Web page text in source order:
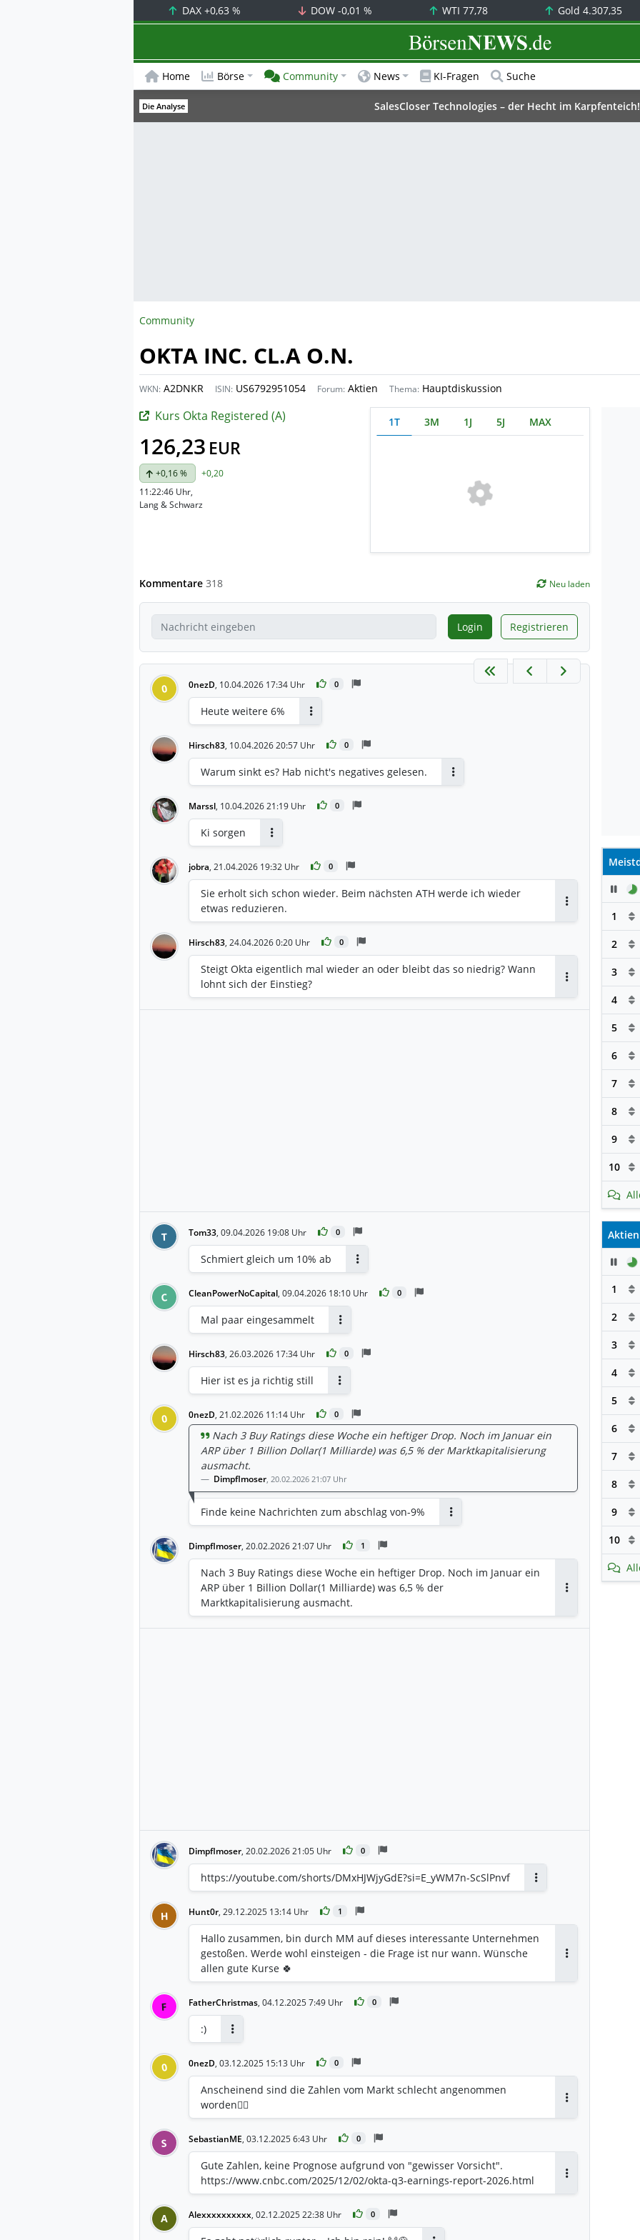
DAX +0,63 % DOW-0,01 % WTI77,78 Gold4.307,35
BörsenNEWS.de
Home Börse Community News KI-Fragen Suche
Die Analyse SalesCloser Technologies – der Hecht im Karpfenteich!
Community
OKTA INC. CL.A O.N.
WKN: A2DNKR ISIN: US6792951054 Forum: Aktien Thema: Hauptdiskussion
Kurs Okta Registered (A)
126,23 EUR
+0,16 %
+0,20
11:22:46 Uhr,
Lang & Schwarz
1T 3M 1J 5J MAX
Kommentare 318 Neu laden
Login Registrieren
0 0nezD, 10.04.2026 17:34 Uhr 0
Heute weitere 6%
Hirsch83, 10.04.2026 20:57 Uhr 0
Warum sinkt es? Hab nicht's negatives gelesen.
Marssl, 10.04.2026 21:19 Uhr 0
Ki sorgen
jobra, 21.04.2026 19:32 Uhr 0
Sie erholt sich schon wieder. Beim nächsten ATH werde ich wieder
etwas reduzieren.
Hirsch83, 24.04.2026 0:20 Uhr 0
Steigt Okta eigentlich mal wieder an oder bleibt das so niedrig? Wann
lohnt sich der Einstieg?
Antworten
T Tom33, 09.04.2026 19:08 Uhr 0
Schmiert gleich um 10% ab
C CleanPowerNoCapital, 09.04.2026 18:10 Uhr 0
Mal paar eingesammelt
Hirsch83, 26.03.2026 17:34 Uhr 0
Hier ist es ja richtig still
0 0nezD, 21.02.2026 11:14 Uhr 0
Nach 3 Buy Ratings diese Woche ein heftiger Drop. Noch im Januar ein
ARP über 1 Billion Dollar(1 Milliarde) was 6,5 % der Marktkapitalisierung
ausmacht.
Dimpflmoser, 20.02.2026 21:07 Uhr
Finde keine Nachrichten zum abschlag von-9%
Dimpflmoser, 20.02.2026 21:07 Uhr 1
Nach 3 Buy Ratings diese Woche ein heftiger Drop. Noch im Januar ein
ARP über 1 Billion Dollar(1 Milliarde) was 6,5 % der
Marktkapitalisierung ausmacht.
Dimpflmoser, 20.02.2026 21:05 Uhr 0
https://youtube.com/shorts/DMxHJWjyGdE?si=E_yWM7n-ScSlPnvf
H Hunt0r, 29.12.2025 13:14 Uhr 1
Hallo zusammen, bin durch MM auf dieses interessante Unternehmen
gestoßen. Werde wohl einsteigen - die Frage ist nur wann. Wünsche
allen gute Kurse 🍀
F FatherChristmas, 04.12.2025 7:49 Uhr 0
:)
0 0nezD, 03.12.2025 15:13 Uhr 0
Anscheinend sind die Zahlen vom Markt schlecht angenommen
worden💁‍♂️
S SebastianME, 03.12.2025 6:43 Uhr 0
Gute Zahlen, keine Prognose aufgrund von "gewisser Vorsicht".
https://www.cnbc.com/2025/12/02/okta-q3-earnings-report-2026.html
A Alexxxxxxxxxx, 02.12.2025 22:38 Uhr 0
1
2
3
4
5
6
7
8
9
10
Aktien
1
2
3
4
5
6
7
8
9
10